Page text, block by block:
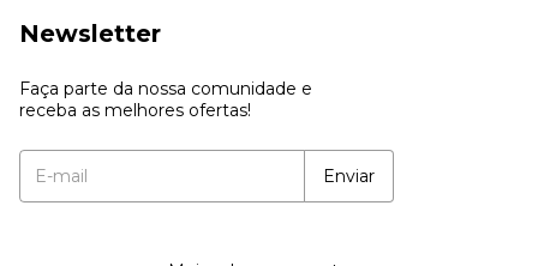
Newsletter
Faça parte da nossa comunidade e
receba as melhores ofertas!